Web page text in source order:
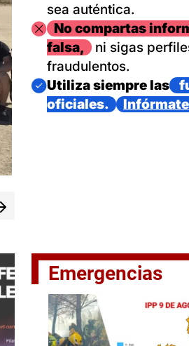
II Vuelta Ciclista CLM LEADER
sea auténtica.
ImagenNo compartas
falsa,
ni sigas
fraudulentos.
Imagen
Utiliza siempre las
oficiales.
Emergencias